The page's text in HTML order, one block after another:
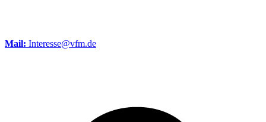
Mail: Interesse@vfm.de